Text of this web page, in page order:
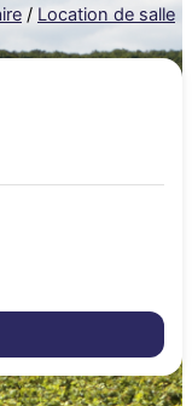
/ Location de salle